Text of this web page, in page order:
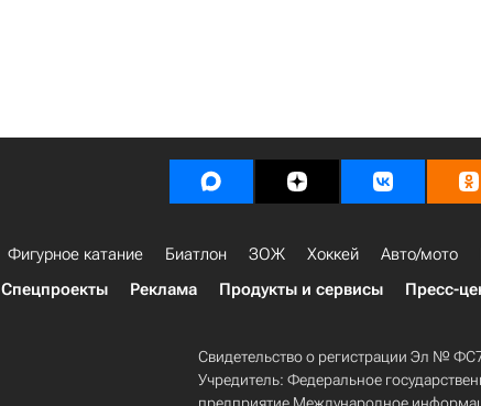
Фигурное катание Биатлон ЗОЖ Хоккей Авто/мото
Спецпроекты
Реклама Продукты и сервисы Пресс-
Свидетельство о регистрации Эл №
Учредитель: Федеральное